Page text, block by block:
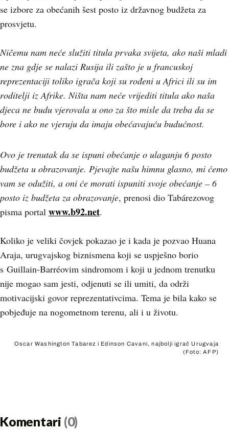
se izbore za obećanih šest posto iz državnog budžeta za
prosvjetu.
Ničemu nam neće služiti titula prvaka svijeta, ako naši mladi
ne zna gdje se nalazi Rusija ili zašto je u francuskoj
reprezentaciji toliko igrača koji su rođeni u Africi ili su im
roditelji iz Afrike. Ništa nam neće vrijediti titula ako naša
djeca ne budu vjerovala u ono za što misle da treba da se
bore i ako ne vjeruju da imaju obećavajuću budućnost.
Ovo je trenutak da se ispuni obećanje o ulaganju 6 posto
budžeta u obrazovanje. Pjevajte našu himnu glasno, mi ćemo
vam se odužiti, a oni će morati ispuniti svoje obećanje – 6
posto iz budžeta za obrazovanje, prenosi dio Tabárezovog
pisma portal www.b92.net.
Koliko je veliki čovjek pokazao je i kada je pozvao Huana
Araja, urugvajskog biznismena koji se uspješno borio
s Guillain-Barréovim sindromom i koji u jednom trenutku
nije mogao sam jesti, odjenuti se ili umiti, da održi
motivacijski govor reprezentativcima. Tema je bila kako se
pobjeđuje na nogometnom terenu, ali i u životu.
Oscar Washington Tabarez i Edinson Cavani, najbolji igrač Urugvaja
(Foto: AFP)
Komentari (0)